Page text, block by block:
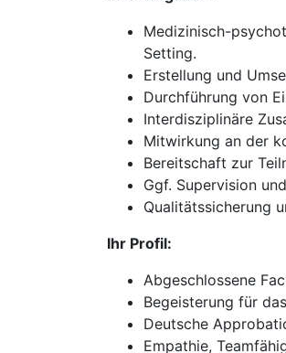
Medizinisch-
Setting.
Erstellung und
Durchführung von
Interdisziplinäre
Mitwirkung an der
Bereitschaft zur
Ggf. Supervision
Qualitätssicherung
Ihr Profil:
Abgeschlossene
Begeisterung für
Deutsche
Empathie,